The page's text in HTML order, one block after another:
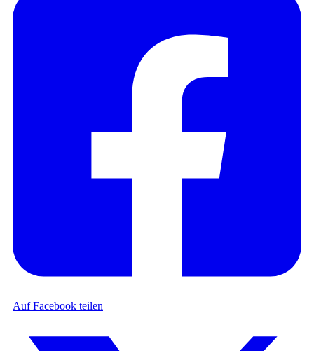
Auf Facebook teilen